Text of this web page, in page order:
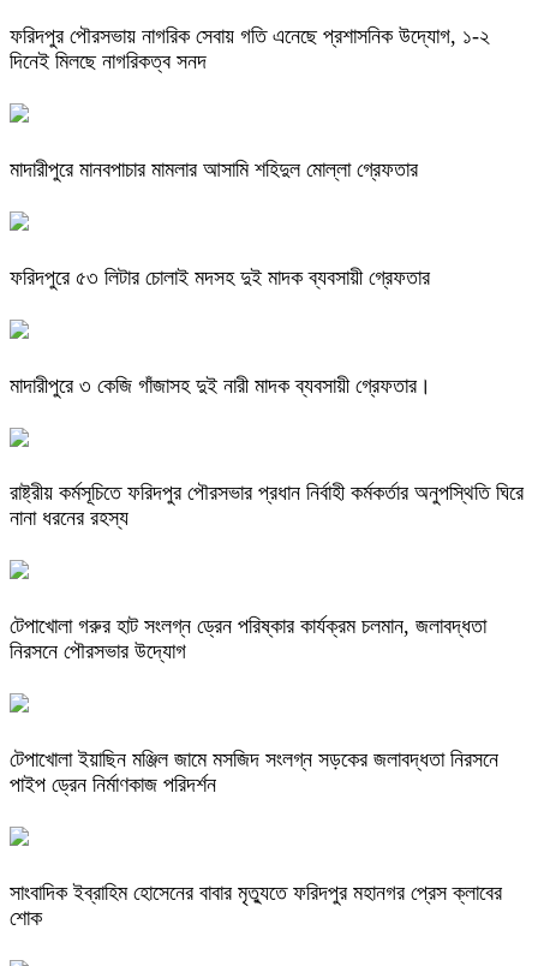
ফরিদপুর পৌরসভায় নাগরিক সেবায় গতি এনেছে প্রশাসনিক উদ্যোগ, ১-২
দিনেই মিলছে নাগরিকত্ব সনদ
মাদারীপুরে মানবপাচার মামলার আসামি শহিদুল মোল্লা গ্রেফতার
ফরিদপুরে ৫৩ লিটার চোলাই মদসহ দুই মাদক ব্যবসায়ী গ্রেফতার
মাদারীপুরে ৩ কেজি গাঁজাসহ দুই নারী মাদক ব্যবসায়ী গ্রেফতার।
রাষ্ট্রীয় কর্মসূচিতে ফরিদপুর পৌরসভার প্রধান নির্বাহী কর্মকর্তার অনুপস্থিতি ঘিরে
নানা ধরনের রহস্য
টেপাখোলা গরুর হাট সংলগ্ন ড্রেন পরিষ্কার কার্যক্রম চলমান, জলাবদ্ধতা
নিরসনে পৌরসভার উদ্যোগ
টেপাখোলা ইয়াছিন মঞ্জিল জামে মসজিদ সংলগ্ন সড়কের জলাবদ্ধতা নিরসনে
পাইপ ড্রেন নির্মাণকাজ পরিদর্শন
সাংবাদিক ইব্রাহিম হোসেনের বাবার মৃত্যুতে ফরিদপুর মহানগর প্রেস ক্লাবের
শোক